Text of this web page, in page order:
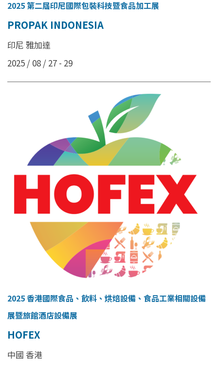
2025 第二屆印尼國際包裝科技暨食品加工展
PROPAK INDONESIA
印尼 雅加達
2025 / 08 / 27 - 29
2025 香港國際食品、飲料、烘焙設備、食品工業相關設備
展暨旅館酒店設備展
HOFEX
中國 香港